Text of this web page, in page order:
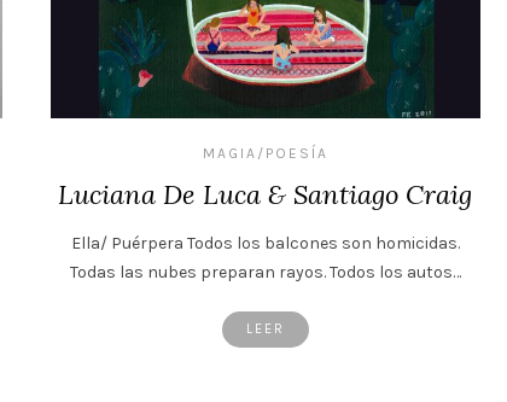
MAGIA/POESÍA
Luciana De Luca & Santiago Craig
Ella/ Puérpera Todos los balcones son homicidas.
Todas las nubes preparan rayos. Todos los autos…
LEER